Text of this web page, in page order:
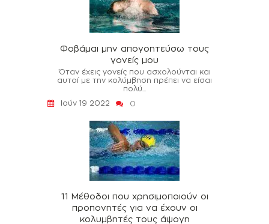
Φοβάμαι μην απογοητεύσω τους
γονείς μου
Όταν έχεις γονείς που ασχολούνται και
αυτοί με την κολύμβηση πρέπει να είσαι
πολύ...
Ιούν 19 2022
0
11 Μέθοδοι που χρησιμοποιούν οι
προπονητές για να έχουν οι
κολυμβητές τους άψογη